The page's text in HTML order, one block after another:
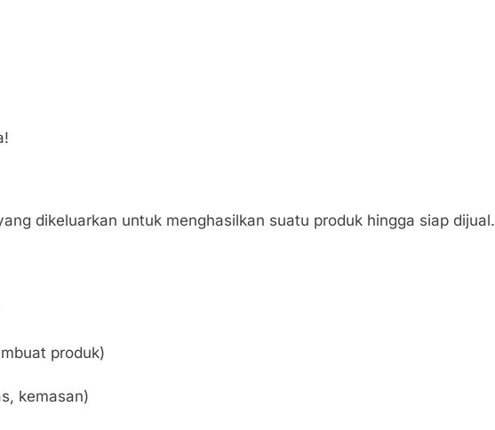
dikeluarkan untuk menghasilkan suatu produk hingga siap dijual.
produk)
kemasan)